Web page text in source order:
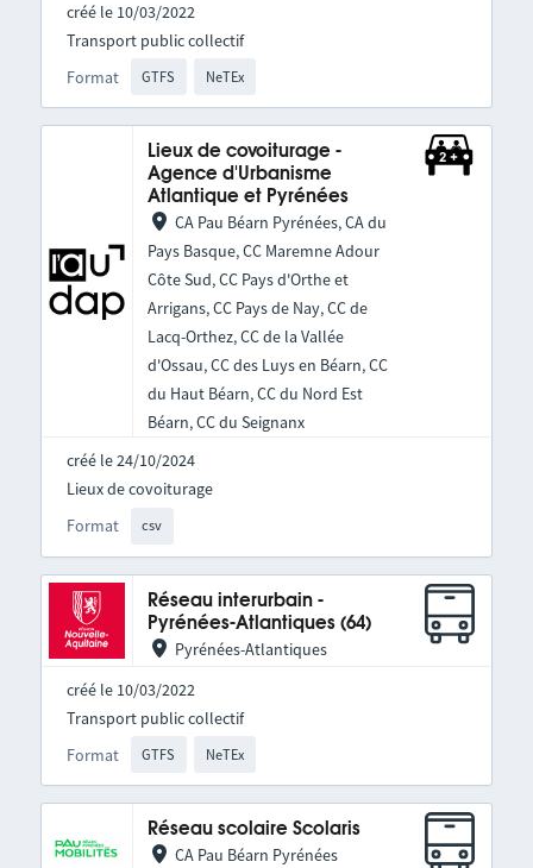
créé le 10/03/2022
Format GTFS NeTEx
Transport public collectif
Lieux de covoiturage -
Agence d'Urbanisme
Atlantique et Pyrénées
CA Pau Béarn Pyrénées, CA du
Pays Basque, CC Maremne Adour
Côte Sud, CC Pays d'Orthe et
Arrigans, CC Pays de Nay, CC de
Lacq-Orthez, CC de la Vallée
d'Ossau, CC des Luys en Béarn, CC
du Haut Béarn, CC du Nord Est
Béarn, CC du Seignanx
créé le 24/10/2024
Format csv
Lieux de covoiturage
Réseau interurbain -
Pyrénées-Atlantiques (64)
Pyrénées-Atlantiques
créé le 10/03/2022
Format GTFS NeTEx
Transport public collectif
Réseau scolaire Scolaris
CA Pau Béarn Pyrénées